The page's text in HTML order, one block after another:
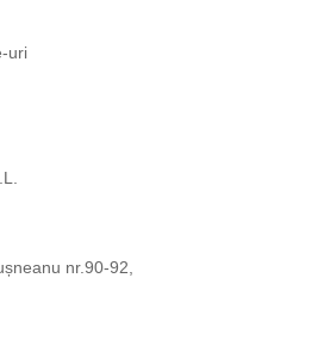
uri
nr.90-92,